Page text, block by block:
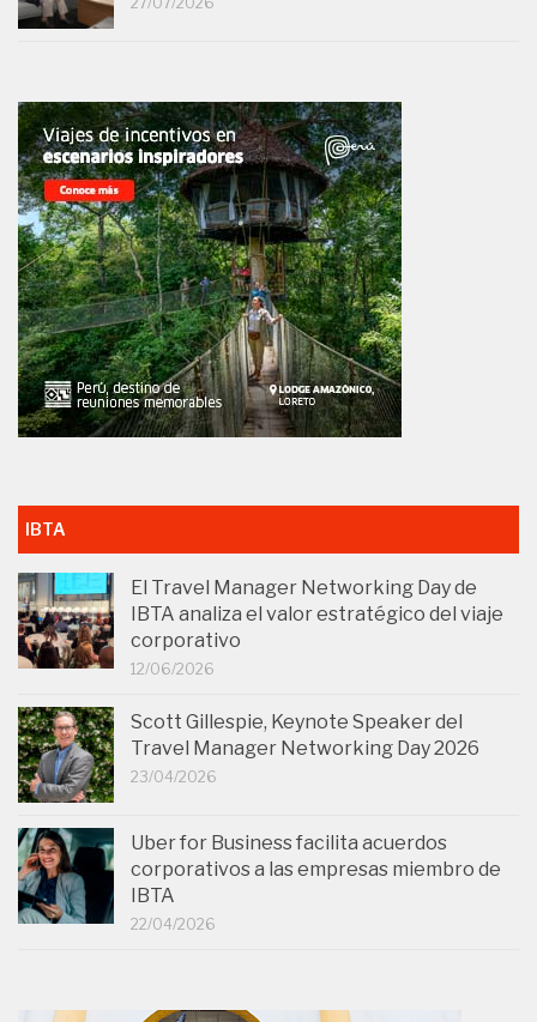
IBTA
El Travel Manager Networking Day de
IBTA analiza el valor estratégico del viaje
corporativo
12/06/2026
Scott Gillespie, Keynote Speaker del
Travel Manager Networking Day 2026
23/04/2026
Uber for Business facilita acuerdos
corporativos a las empresas miembro de
IBTA
22/04/2026